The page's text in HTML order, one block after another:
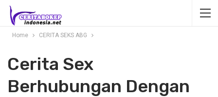
Home CERITA SEKS ABG
Cerita Sex
Berhubungan Dengan